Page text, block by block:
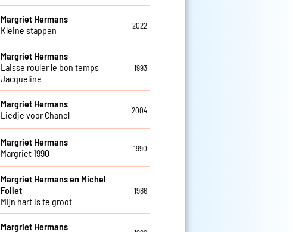
Margriet Hermans
Kleine stappen
2022
Margriet Hermans
Laisse rouler le bon temps
Jacqueline
1993
Margriet Hermans
Liedje voor Chanel
2004
Margriet Hermans
Margriet 1990
1990
Margriet Hermans en Michel
Follet
Mijn hart is te groot
1986
Margriet Hermans